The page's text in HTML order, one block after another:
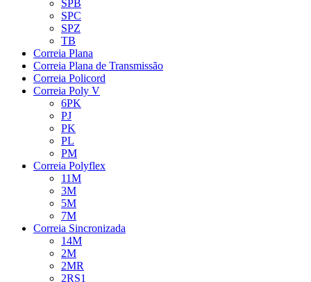
SPB
SPC
SPZ
TB
Correia Plana
Correia Plana de Transmissão
Correia Policord
Correia Poly V
6PK
PJ
PK
PL
PM
Correia Polyflex
11M
3M
5M
7M
Correia Sincronizada
14M
2M
2MR
2RS1